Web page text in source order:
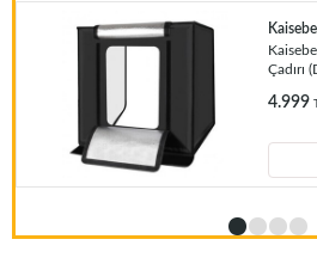
Çadırı
4.999